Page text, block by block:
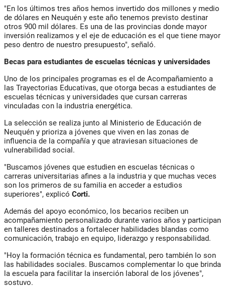
"En los últimos tres años hemos invertido dos millones y medio
de dólares en Neuquén y este año tenemos previsto destinar
otros 900 mil dólares. Es una de las provincias donde mayor
inversión realizamos y el eje de educación es el que tiene mayor
peso dentro de nuestro presupuesto", señaló.
Becas para estudiantes de escuelas técnicas y universidades
Uno de los principales programas es el de Acompañamiento a
las Trayectorias Educativas, que otorga becas a estudiantes de
escuelas técnicas y universidades que cursan carreras
vinculadas con la industria energética.
La selección se realiza junto al Ministerio de Educación de
Neuquén y prioriza a jóvenes que viven en las zonas de
influencia de la compañía y que atraviesan situaciones de
vulnerabilidad social.
"Buscamos jóvenes que estudien en escuelas técnicas o
carreras universitarias afines a la industria y que muchas veces
son los primeros de su familia en acceder a estudios
superiores", explicó Corti.
Además del apoyo económico, los becarios reciben un
acompañamiento personalizado durante varios años y participan
en talleres destinados a fortalecer habilidades blandas como
comunicación, trabajo en equipo, liderazgo y responsabilidad.
"Hoy la formación técnica es fundamental, pero también lo son
las habilidades sociales. Buscamos complementar lo que brinda
la escuela para facilitar la inserción laboral de los jóvenes",
sostuvo.